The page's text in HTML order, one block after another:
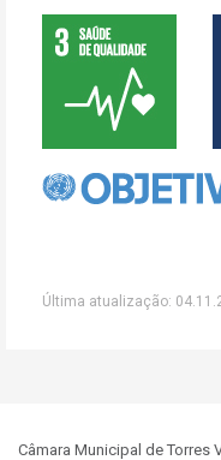
Última atualização:
Câmara Municipal de Torres